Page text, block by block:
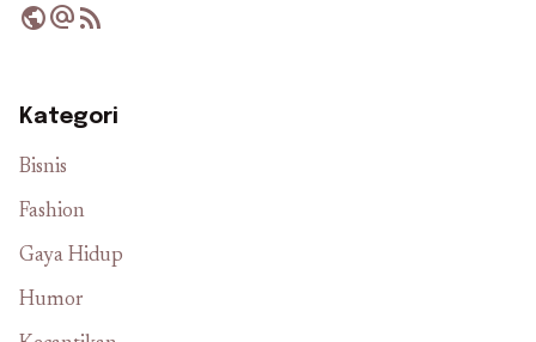
publicalternate_emailrss_feed
Kategori
Bisnis
Fashion
Gaya Hidup
Humor